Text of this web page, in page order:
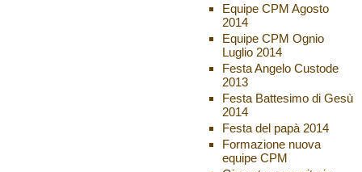
Equipe CPM Agosto
2014
Equipe CPM Ognio
Luglio 2014
Festa Angelo Custode
2013
Festa Battesimo di Gesù
2014
Festa del papà 2014
Formazione nuova
equipe CPM